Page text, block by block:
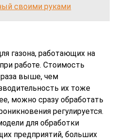
своими руками
газона, работающих на
работе. Стоимость
выше, чем
их тоже
можно сразу обработать
регулируется.
для обработки
предприятий, больших